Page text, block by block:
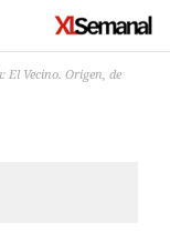
El Vecino. Origen, de